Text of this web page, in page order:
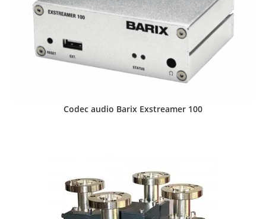
Codec audio Barix Exstreamer 100